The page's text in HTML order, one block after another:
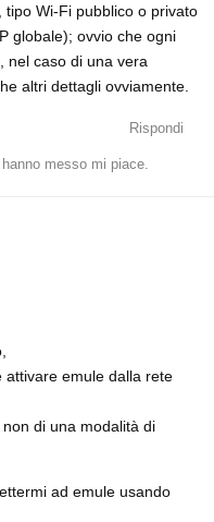
Wi-Fi pubblico o privato
globale); ovvio che ogni
nel caso di una vera
altri dettagli ovviamente.
Rispondi
hanno messo mi piace.
attivare emule dalla rete
di una modalità di
ad emule usando